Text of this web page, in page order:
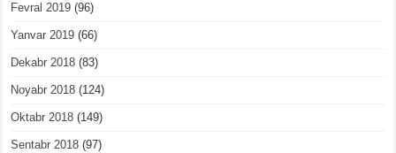
Fevral 2019 (96)
Yanvar 2019 (66)
Dekabr 2018 (83)
Noyabr 2018 (124)
Oktabr 2018 (149)
Sentabr 2018 (97)